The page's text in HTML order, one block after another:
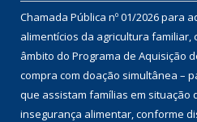
Chamada Pública nº 01/2026 para
alimentícios da agricultura familiar,
âmbito do Programa de Aquisição
compra com doação simultânea –
que assistam famílias em situação
insegurança alimentar, conforme